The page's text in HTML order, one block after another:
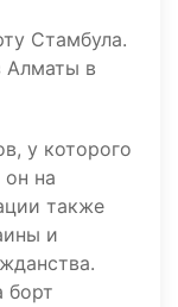
Стамбула.
Алматы в
у которого
на
также
и
борт